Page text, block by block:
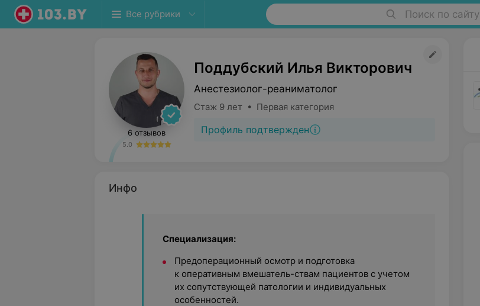
Все рубрики Поиск по сайту
6 отзывов
5.0
Поддубский Илья Викторович
Анестезиолог-реаниматолог
Стаж 9 лет • Первая категория
Профиль подтвержден
Инфо
Специализация:
Предоперационный осмотр и подготовка
к оперативным вмешатель-ствам пациентов с учетом
их сопутствующей патологии и индивидуальных
особенностей.